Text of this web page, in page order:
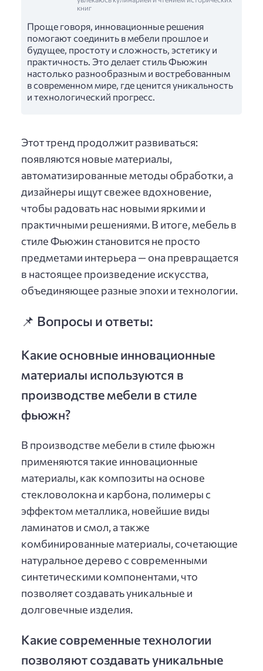
книг
Проще говоря, инновационные решения
помогают соединить в мебели прошлое и
будущее, простоту и сложность, эстетику и
практичность. Это делает стиль Фьюжин
настолько разнообразным и востребованным
в современном мире, где ценится уникальность
и технологический прогресс.
Этот тренд продолжит развиваться:
появляются новые материалы,
автоматизированные методы обработки, а
дизайнеры ищут свежее вдохновение,
чтобы радовать нас новыми яркими и
практичными решениями. В итоге, мебель в
стиле Фьюжин становится не просто
предметами интерьера — она превращается
в настоящее произведение искусства,
объединяющее разные эпохи и технологии.
📌 Вопросы и ответы:
Какие основные инновационные
материалы используются в
производстве мебели в стиле
фьюжн?
В производстве мебели в стиле фьюжн
применяются такие инновационные
материалы, как композиты на основе
стекловолокна и карбона, полимеры с
эффектом металлика, новейшие виды
ламинатов и смол, а также
комбинированные материалы, сочетающие
натуральное дерево с современными
синтетическими компонентами, что
позволяет создавать уникальные и
долговечные изделия.
Какие современные технологии
позволяют создавать уникальные